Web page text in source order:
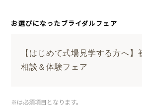
お選びになったブライダルフェア
【はじめて式場見学する方へ】
相談＆体験フェア
※は必須項目となります。